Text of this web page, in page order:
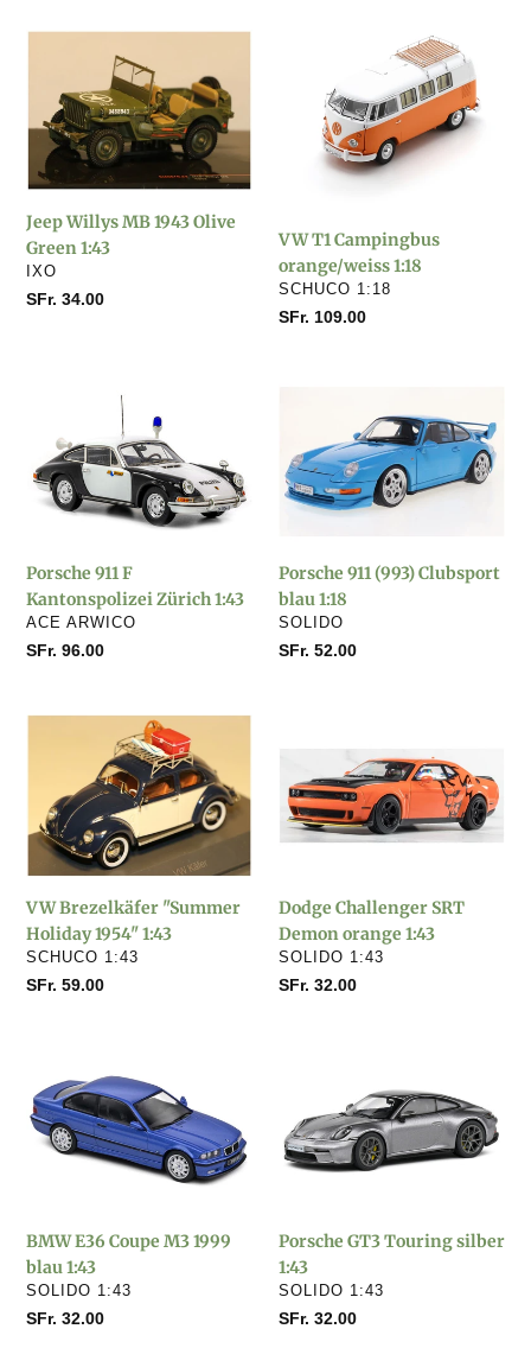
1943
Olive
Green
Jeep Willys MB 1943 Olive
Green 1:43
VERKÄUFER
IXO
Normaler
SFr. 34.00
Campingbus
orange/weiss
VW T1 Campingbus
orange/weiss 1:18
VERKÄUFER
SCHUCO 1:18
Normaler
SFr. 109.00
Kantonspolizei
Zürich
Porsche 911 F
Kantonspolizei Zürich 1:43
VERKÄUFER
ACE ARWICO
Normaler
SFr. 96.00
(993)
Clubsport
blau
Porsche 911 (993) Clubsport
blau 1:18
VERKÄUFER
SOLIDO
Normaler
SFr. 52.00
Brezelkäfer
"Summer
Holiday
1954"
1:43
VW Brezelkäfer "Summer
Holiday 1954" 1:43
VERKÄUFER
SCHUCO 1:43
Normaler
SFr. 59.00
Challenger
SRT
Demon
orange
Dodge Challenger SRT
Demon orange 1:43
VERKÄUFER
SOLIDO 1:43
Normaler
SFr. 32.00
E36
Coupe
M3
BMW E36 Coupe M3 1999
blau 1:43
VERKÄUFER
SOLIDO 1:43
Normaler
SFr. 32.00
Touring
silber
1:43
Porsche GT3 Touring silber
1:43
VERKÄUFER
SOLIDO 1:43
Normaler
SFr. 32.00